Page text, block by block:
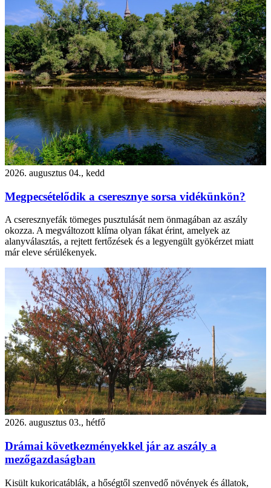
2026. augusztus 04., kedd
Megpecsételődik a cseresznye sorsa vidékünkön?
A cseresznyefák tömeges pusztulását nem önmagában az aszály
okozza. A megváltozott klíma olyan fákat érint, amelyek az
alanyválasztás, a rejtett fertőzések és a legyengült gyökérzet miatt
már eleve sérülékenyek.
2026. augusztus 03., hétfő
Drámai következményekkel jár az aszály a
mezőgazdaságban
Kisült kukoricatáblák, a hőségtől szenvedő növények és állatok,